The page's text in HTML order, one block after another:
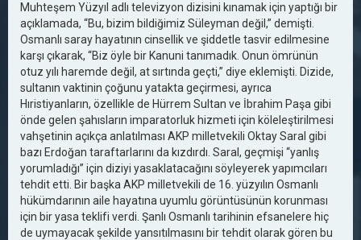
Muhteşem Yüzyıl adlı televizyon dizisini kınamak için yaptığı bir
açıklamada, “Bu, bizim bildiğimiz Süleyman değil,” demişti.
Osmanlı saray hayatının cinsellik ve şiddetle tasvir edilmesine
karşı çıkarak, “Biz öyle bir Kanuni tanımadık. Onun ömrünün
otuz yılı haremde değil, at sırtında geçti,” diye eklemişti. Dizide,
sultanın vaktinin çoğunu yatakta geçirmesi, ayrıca
Hıristiyanların, özellikle de Hürrem Sultan ve İbrahim Paşa gibi
önde gelen şahısların imparatorluk hizmeti için köleleştirilmesi
vahşetinin açıkça anlatılması AKP milletvekili Oktay Saral gibi
bazı Erdoğan taraftarlarını da kızdırdı. Saral, geçmişi “yanlış
yorumladığı” için diziyi yasaklatacağını söyleyerek yapımcıları
tehdit etti. Bir başka AKP milletvekili de 16. yüzyılın Osmanlı
hükümdarının aile hayatına uyumlu görüntüsünün korunması
için bir yasa teklifi verdi. Şanlı Osmanlı tarihinin efsanelere hiç
de uymayacak şekilde yansıtılmasını bir tehdit olarak gören bu